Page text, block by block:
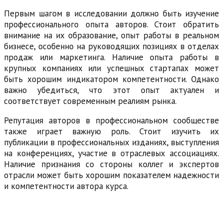
Первым шагом в исследовании должно быть изучение
профессионального опыта авторов. Стоит обратить
внимание на их образование, опыт работы в реальном
бизнесе, особенно на руководящих позициях в отделах
продаж или маркетинга. Наличие опыта работы в
крупных компаниях или успешных стартапах может
быть хорошим индикатором компетентности. Однако
важно убедиться, что этот опыт актуален и
соответствует современным реалиям рынка.
Репутация авторов в профессиональном сообществе
также играет важную роль. Стоит изучить их
публикации в профессиональных изданиях, выступления
на конференциях, участие в отраслевых ассоциациях.
Наличие признания со стороны коллег и экспертов
отрасли может быть хорошим показателем надежности
и компетентности автора курса.